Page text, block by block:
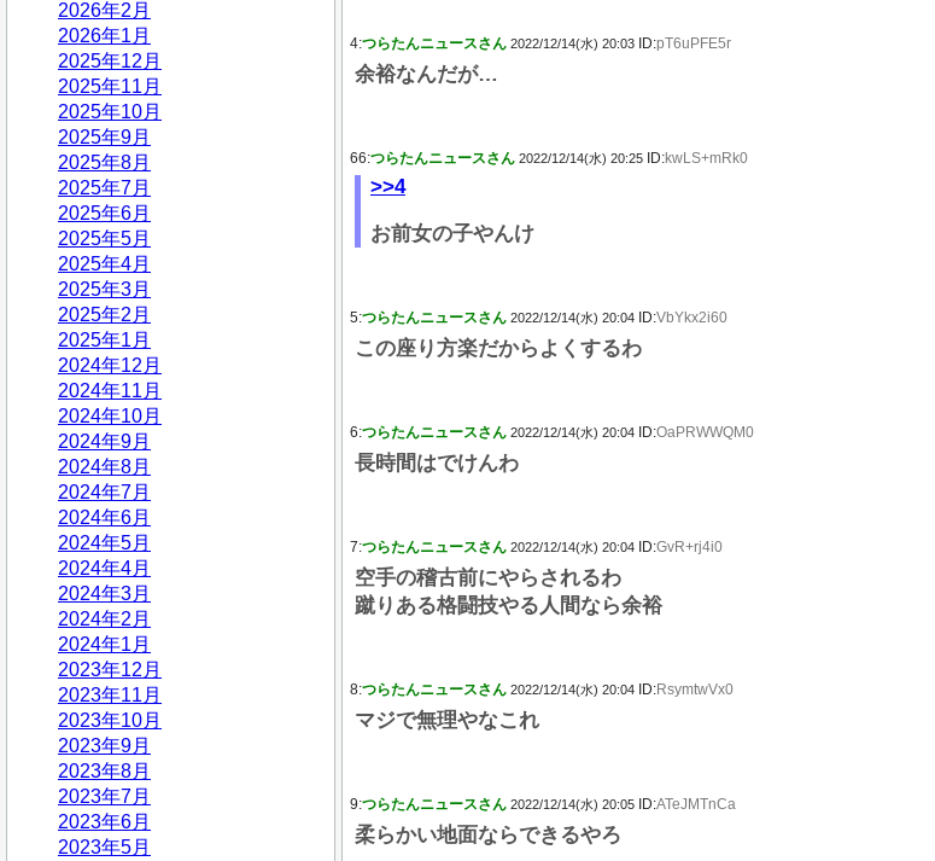
2026年2月
2026年1月
2025年12月
2025年11月
2025年10月
2025年9月
2025年8月
2025年7月
2025年6月
2025年5月
2025年4月
2025年3月
2025年2月
2025年1月
2024年12月
2024年11月
2024年10月
2024年9月
2024年8月
2024年7月
2024年6月
2024年5月
2024年4月
2024年3月
2024年2月
2024年1月
2023年12月
2023年11月
2023年10月
2023年9月
2023年8月
2023年7月
2023年6月
2023年5月
4:つらたんニュースさん 2022/12/14(水) 20:03 ID:pT6uPFE5r
余裕なんだが…
66:つらたんニュースさん 2022/12/14(水) 20:25 ID:kwLS+mRk0
>>4
お前女の子やんけ
5:つらたんニュースさん 2022/12/14(水) 20:04 ID:VbYkx2i60
この座り方楽だからよくするわ
6:つらたんニュースさん 2022/12/14(水) 20:04 ID:OaPRWWQM0
長時間はでけんわ
7:つらたんニュースさん 2022/12/14(水) 20:04 ID:GvR+rj4i0
空手の稽古前にやらされるわ
蹴りある格闘技やる人間なら余裕
8:つらたんニュースさん 2022/12/14(水) 20:04 ID:RsymtwVx0
マジで無理やなこれ
9:つらたんニュースさん 2022/12/14(水) 20:05 ID:ATeJMTnCa
柔らかい地面ならできるやろ